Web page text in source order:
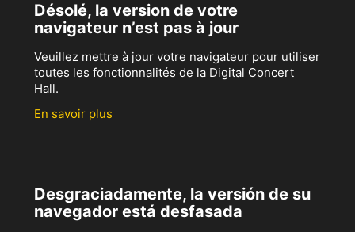
Désolé, la version de votre
navigateur n’est pas à jour
Veuillez mettre à jour votre navigateur pour utiliser
toutes les fonctionnalités de la Digital Concert
Hall.
En savoir plus
Desgraciadamente, la versión de su
navegador está desfasada